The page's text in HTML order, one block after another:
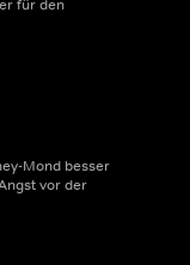
für den
Mond besser
vor der